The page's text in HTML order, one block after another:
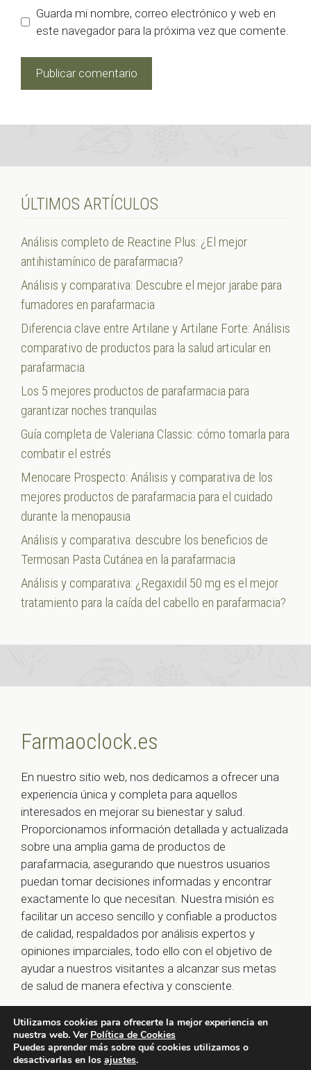
Guarda mi nombre, correo electrónico y web en
este navegador para la próxima vez que comente.
ÚLTIMOS ARTÍCULOS
Análisis completo de Reactine Plus: ¿El mejor
antihistamínico de parafarmacia?
Análisis y comparativa: Descubre el mejor jarabe para
fumadores en parafarmacia
Diferencia clave entre Artilane y Artilane Forte: Análisis
comparativo de productos para la salud articular en
parafarmacia
Los 5 mejores productos de parafarmacia para
garantizar noches tranquilas
Guía completa de Valeriana Classic: cómo tomarla para
combatir el estrés
Menocare Prospecto: Análisis y comparativa de los
mejores productos de parafarmacia para el cuidado
durante la menopausia
Análisis y comparativa: descubre los beneficios de
Termosan Pasta Cutánea en la parafarmacia
Análisis y comparativa: ¿Regaxidil 50 mg es el mejor
tratamiento para la caída del cabello en parafarmacia?
Farmaoclock.es
En nuestro sitio web, nos dedicamos a ofrecer una
experiencia única y completa para aquellos
interesados en mejorar su bienestar y salud.
Proporcionamos información detallada y actualizada
sobre una amplia gama de productos de
parafarmacia, asegurando que nuestros usuarios
puedan tomar decisiones informadas y encontrar
exactamente lo que necesitan. Nuestra misión es
facilitar un acceso sencillo y confiable a productos
de calidad, respaldados por análisis expertos y
opiniones imparciales, todo ello con el objetivo de
ayudar a nuestros visitantes a alcanzar sus metas
de salud de manera efectiva y consciente.
© 2026 farmaoclock.es -Política de Privacidad y Aviso
Legal-Política de Cookies
Utilizamos cookies para ofrecerte la mejor experiencia en
nuestra web. Ver Política de Cookies
Puedes aprender más sobre qué cookies utilizamos o
desactivarlas en los ajustes.